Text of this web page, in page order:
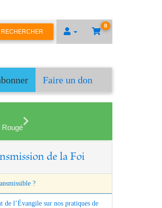
0
RECHERCHER
Faire un don
Rougé
de la Foi
?
de l’Évangile sur nos pratiques de